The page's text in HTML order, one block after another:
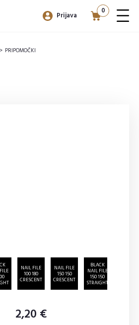
Prijava 0
> PRIPOMOČKI
NAIL FILE
100 180
CRESCENT
NAIL FILE
150 150
CRESCENT
BLACK
NAIL FILE
150 150
STRAIGHT
2,20 €